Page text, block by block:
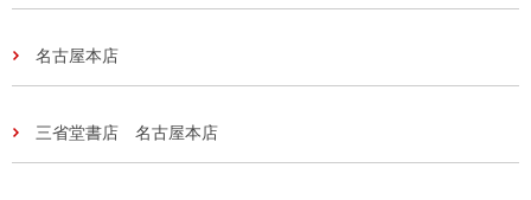
名古屋本店
三省堂書店 名古屋本店